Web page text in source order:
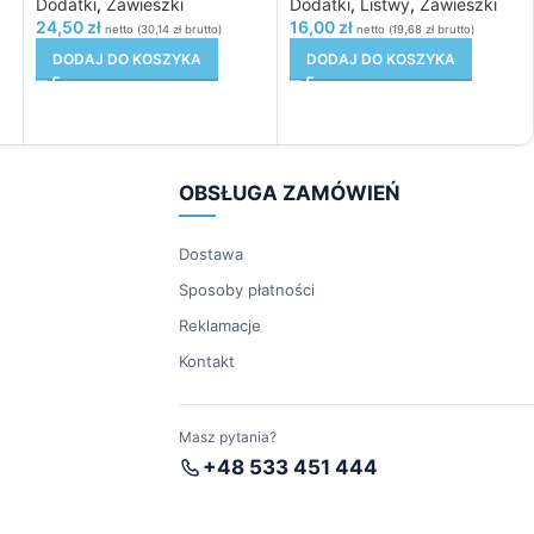
24,50 zł netto (30,14 złbrutto)
DODAJ DO KOSZYKA
16,00 zł netto (19,68zł brutto)
DODAJ DO KOSZYKA
OBSŁUGA ZAMÓWIEŃ
Dostawa
Sposoby płatności
Reklamacje
Kontakt
Masz pytania?
+48 533 451 444